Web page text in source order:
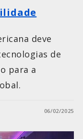
deve
de
para a
06/02/2025